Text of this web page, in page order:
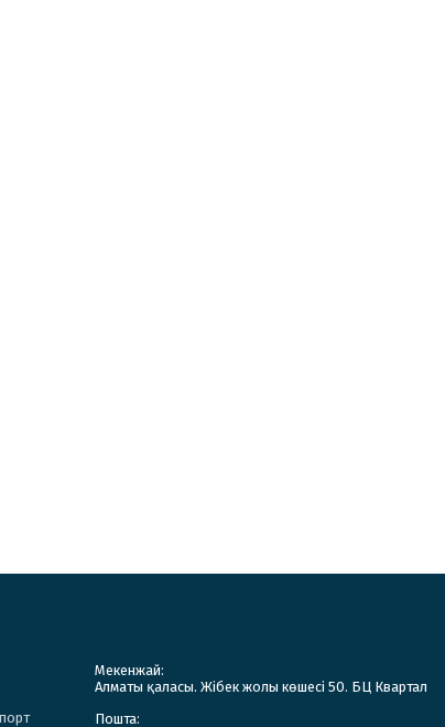
Мекенжай:
Алматы қаласы. Жібек жолы көшесі 50. БЦ Квартал
Пошта: